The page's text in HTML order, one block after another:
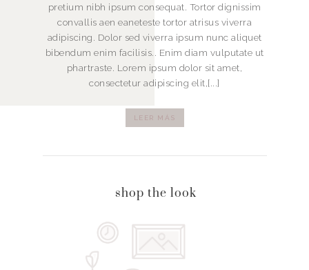
pretium nibh ipsum consequat. Tortor dignissim
convallis aen eaneteste tortor atrisus viverra
adipiscing. Dolor sed viverra ipsum nunc aliquet
bibendum enim facilisis.. Enim diam vulputate ut
phartraste. Lorem ipsum dolor sit amet,
consectetur adipiscing elit,[...]
LEER MÁS
shop the look